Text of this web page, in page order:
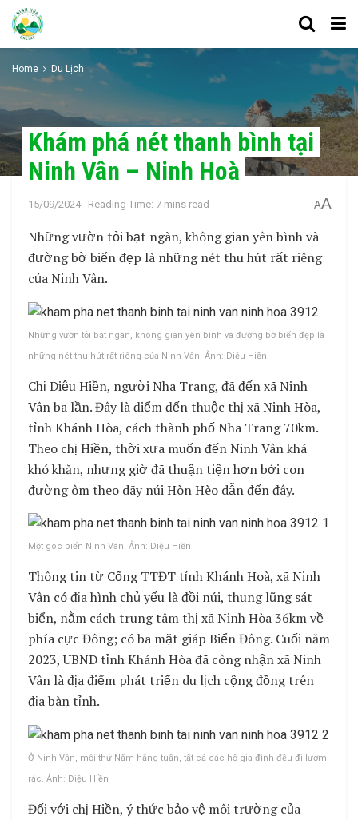
Home Du Lịch
Khám phá nét thanh bình tại
Ninh Vân – Ninh Hoà
15/09/2024 Reading Time: 7 mins read AA
Những vườn tỏi bạt ngàn, không gian yên bình và
đường bờ biển đẹp là những nét thu hút rất riêng
của Ninh Vân.
Những vườn tỏi bạt ngàn, không gian yên bình và đường bờ biển đẹp là
những nét thu hút rất riêng của Ninh Vân. Ảnh: Diệu Hiền
Chị Diệu Hiền, người Nha Trang, đã đến xã Ninh
Vân ba lần. Đây là điểm đến thuộc thị xã Ninh Hòa,
tỉnh Khánh Hòa, cách thành phố Nha Trang 70km.
Theo chị Hiền, thời xưa muốn đến Ninh Vân khá
khó khăn, nhưng giờ đã thuận tiện hơn bởi con
đường ôm theo dãy núi Hòn Hèo dẫn đến đây.
Một góc biển Ninh Vân. Ảnh: Diệu Hiền
Thông tin từ Cổng TTĐT tỉnh Khánh Hoà, xã Ninh
Vân có địa hình chủ yếu là đồi núi, thung lũng sát
biển, nằm cách trung tâm thị xã Ninh Hòa 36km về
phía cực Đông; có ba mặt giáp Biển Đông. Cuối năm
2023, UBND tỉnh Khánh Hòa đã công nhận xã Ninh
Vân là địa điểm phát triển du lịch cộng đồng trên
địa bàn tỉnh.
Ở Ninh Vân, mỗi thứ Năm hằng tuần, tất cả các hộ gia đình đều đi lượm
rác. Ảnh: Diệu Hiền
Đối với chị Hiền, ý thức bảo vệ môi trường của